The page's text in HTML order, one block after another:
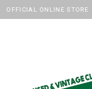
OFFICIAL ONLINE STORE